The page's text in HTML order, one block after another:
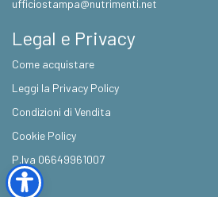
ufficiostampa@nutrimenti.net
Legal e Privacy
Come acquistare
Leggi la Privacy Policy
Condizioni di Vendita
Cookie Policy
P.Iva 06649961007